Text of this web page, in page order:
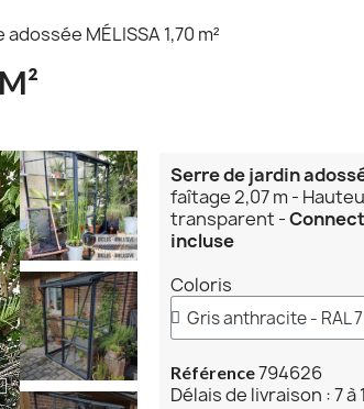
MÉLISSA 1,70 m²
Serre de jardin
faîtage 2,07 m -
transparent -
incluse
Coloris
Référence794626
Délais de livraison : 7 à